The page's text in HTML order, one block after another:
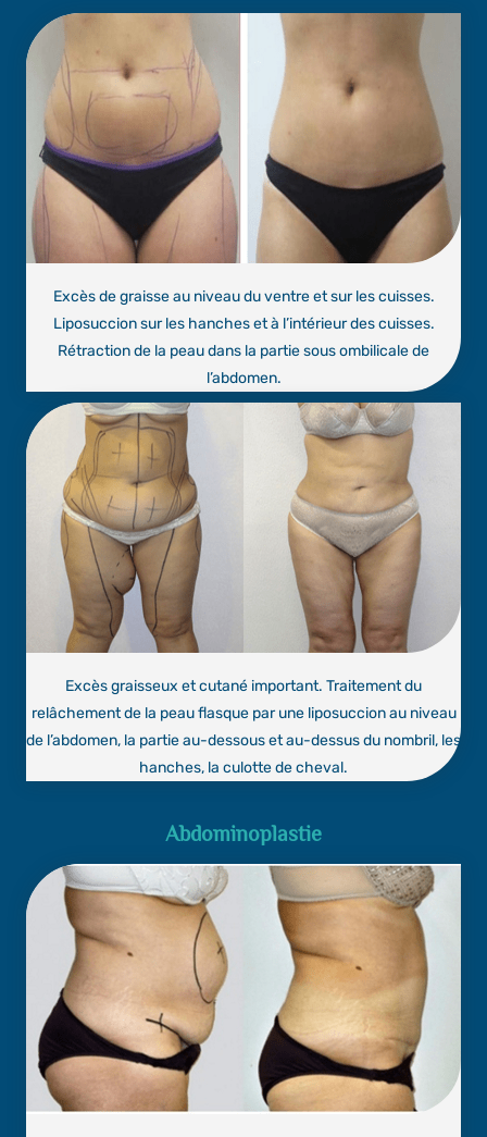
Excès de graisse au niveau du ventre et sur les cuisses.
Liposuccion sur les hanches et à l’intérieur des cuisses.
Rétraction de la peau dans la partie sous ombilicale de
l’abdomen.
Excès graisseux et cutané important. Traitement du
relâchement de la peau flasque par une liposuccion au niveau
de l’abdomen, la partie au-dessous et au-dessus du nombril, les
hanches, la culotte de cheval.
Abdominoplastie